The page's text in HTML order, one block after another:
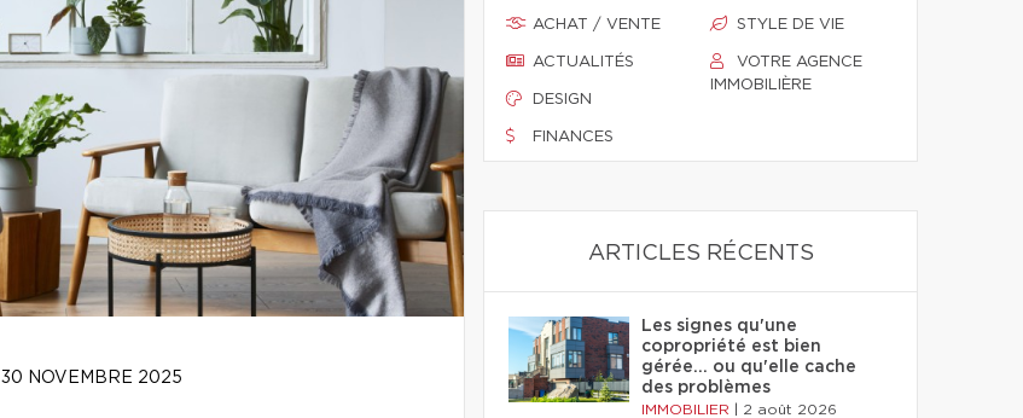
30 NOVEMBRE 2025
ACHAT / VENTE
ACTUALITÉS
DESIGN
FINANCES
STYLE DE VIE
IMMOBILIÈRE
ARTICLES RÉCENTS
Les signes qu'une
copropriété est bien
gérée… ou qu'elle cache
des problèmes
IMMOBILIER 2 août 2026